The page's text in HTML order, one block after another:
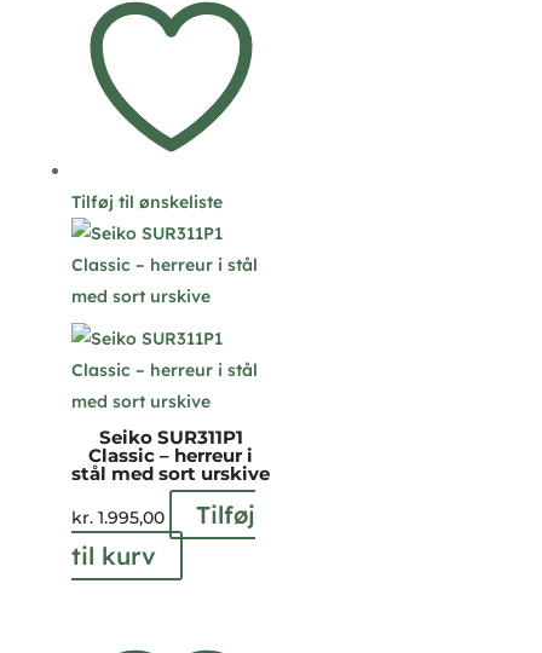
Tilføj til ønskeliste
Seiko SUR311P1
Classic – herreur i
stål med sort urskive
kr.1.995,00
Tilføj
til kurv